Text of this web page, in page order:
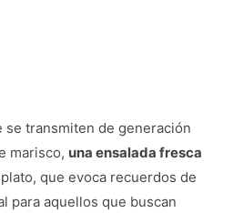
se transmiten de generación
marisco, una ensalada fresca
que evoca recuerdos de
para aquellos que buscan